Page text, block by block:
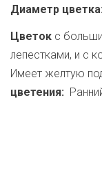
Диаметр цветка:
Цветок с
лепестками, и с
Имеет желтую
цветения: